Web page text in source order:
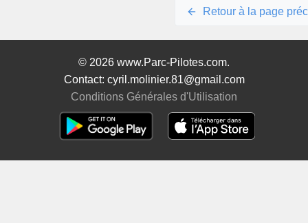
Retour à la page
© 2026 www.Parc-Pilotes.com.
Contact: cyril.molinier.81@gmail.com
Conditions Générales d'Utilisation